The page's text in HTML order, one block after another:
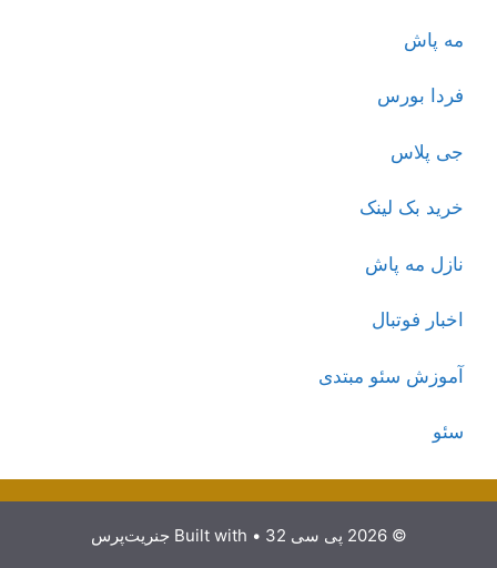
مه پاش
فردا بورس
جی پلاس
خرید بک لینک
نازل مه پاش
اخبار فوتبال
آموزش سئو مبتدی
سئو
© 2026 پی سی 32 • Built with جنریت‌پرس